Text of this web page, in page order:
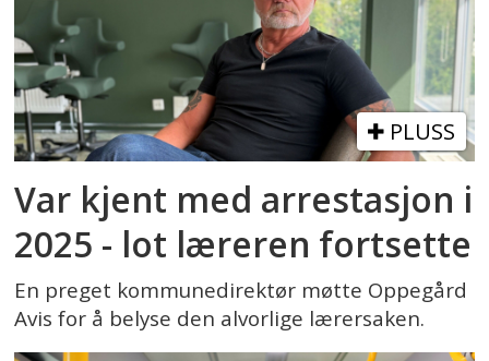
PLUSS
Var kjent med arrestasjon i
2025 - lot læreren fortsette
En preget kommunedirektør møtte Oppegård
Avis for å belyse den alvorlige lærersaken.